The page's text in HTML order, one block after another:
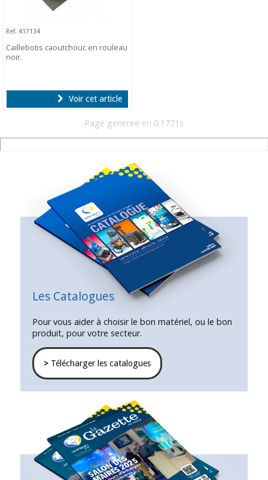
Ref. 417134
Caillebotis caoutchouc en rouleau
noir.
Voir cet article
Page generee en 0.1771s
Les Catalogues
Pour vous aider à choisir le bon matériel, ou le bon
produit, pour votre secteur.
>Télécharger les catalogues